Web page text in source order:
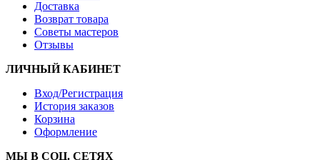
Доставка
Возврат товара
Советы мастеров
Отзывы
ЛИЧНЫЙ КАБИНЕТ
Вход/Регистрация
История заказов
Корзина
Оформление
МЫ В СОЦ. СЕТЯХ